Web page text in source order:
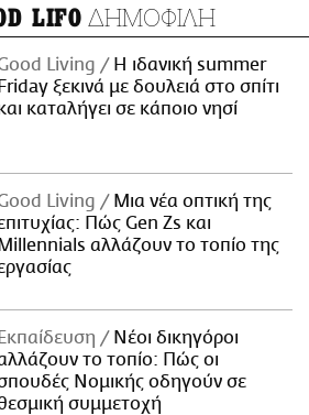
LIFO ΔΗΜΟΦΙΛΗ
Living
Η ιδανική summer
Friday ξεκινά με δουλειά στο σπίτι
καταλήγει σε κάποιο νησί
Living
Μια νέα οπτική της
Πώς Gen Zs και
Millennials αλλάζουν το τοπίο της
Εκπαίδευση
Νέοι δικηγόροι
το τοπίο: Πώς οι
Νομικής οδηγούν σε
συμμετοχή